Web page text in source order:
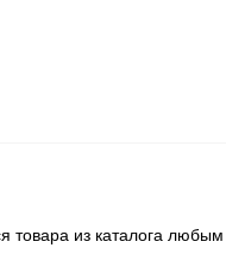
товара из каталога любым